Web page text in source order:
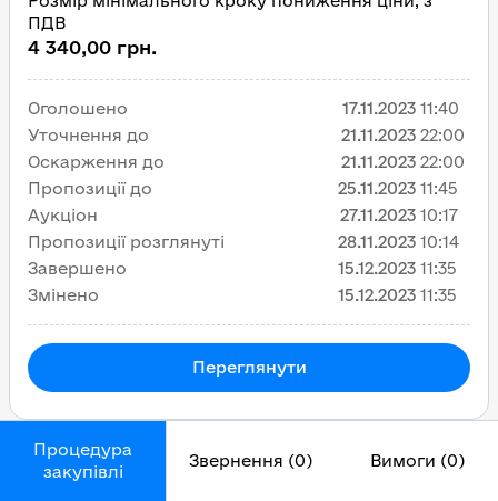
Процедура
закупівлі
Звернення (0) Вимоги (0)
ПДВ
4 340,00 грн.
Оголошено 17.11.2023 11:40
Уточнення до
21.11.2023 22:00
Оскарження до
21.11.2023 22:00
Пропозиції до
25.11.2023 11:45
Аукціон
27.11.2023 10:17
Пропозиції розглянуті
28.11.2023 10:14
Завершено
15.12.2023 11:35
Змінено
15.12.2023 11:35
Переглянути